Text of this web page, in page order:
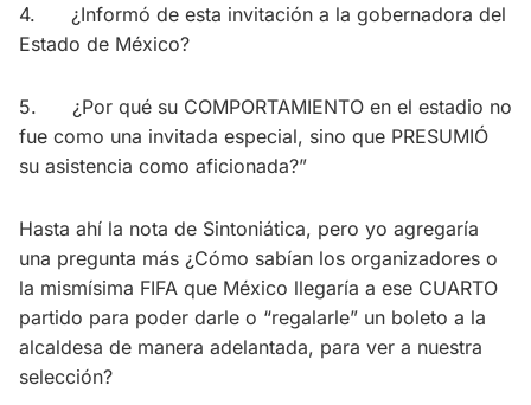
4. ¿Informó de esta invitación a la gobernadora del
Estado de México?
5. ¿Por qué su COMPORTAMIENTO en el estadio no
fue como una invitada especial, sino que PRESUMIÓ
su asistencia como aficionada?”
Hasta ahí la nota de Sintoniática, pero yo agregaría
una pregunta más ¿Cómo sabían los organizadores o
la mismísima FIFA que México llegaría a ese CUARTO
partido para poder darle o “regalarle” un boleto a la
alcaldesa de manera adelantada, para ver a nuestra
selección?